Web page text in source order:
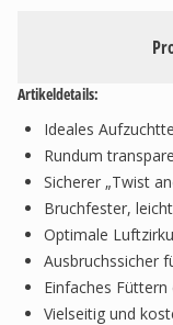
Artikeldetails:
Ideales
Rundum
Sicherer „Twist
Bruchfester,
Optimale
Ausbruchssicher
Einfaches
Vielseitig und